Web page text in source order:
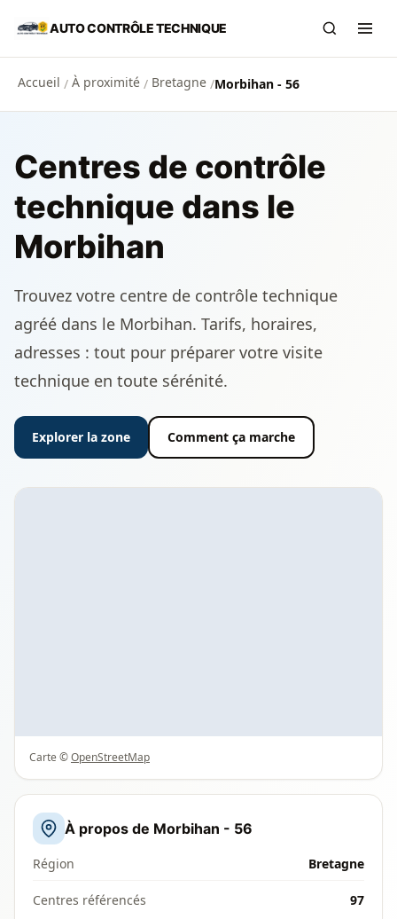
Aller au contenu principal
AUTO CONTRÔLE TECHNIQUE
Accueil / À proximité / Bretagne /Morbihan - 56
Centres de contrôle
technique dans le
Morbihan
Trouvez votre centre de contrôle technique
agréé dans le Morbihan. Tarifs, horaires,
adresses : tout pour préparer votre visite
technique en toute sérénité.
Explorer la zone Comment ça marche
Carte ©OpenStreetMap
À propos de Morbihan - 56
Région Bretagne
Centres référencés
97